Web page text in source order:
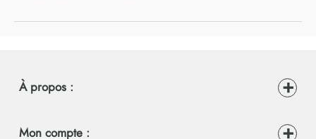
À propos :
Mon compte :